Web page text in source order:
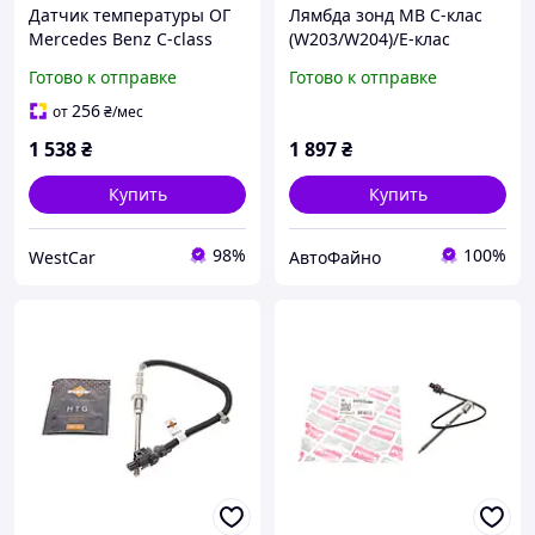
Датчик температуры ОГ
Mercedes Benz C-class
S-class W220 3.0D 4.0D
Smart Fortwo05- C6120106
Готово к отправке
от256₴/мес
1 538₴
Купить
WestCar 98%
Лямбда зонд MB C-клас
(W203/W204)/E-клас
3.0D/4.0D/Smart Fortwo
Готово к отправке
1 897₴
Купить
АвтоФайно 100%